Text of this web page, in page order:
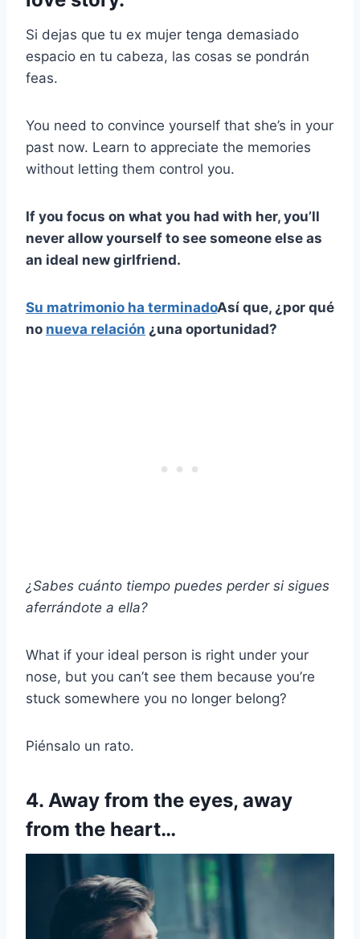
Si dejas que tu ex mujer tenga demasiado
espacio en tu cabeza, las cosas se pondrán
feas.
You need to convince yourself that she’s in your
past now. Learn to appreciate the memories
without letting them control you.
If you focus on what you had with her, you’ll
never allow yourself to see someone else as
an ideal new girlfriend.
Su matrimonio ha terminadoAsí que, ¿por qué
no nueva relación ¿una oportunidad?
¿Sabes cuánto tiempo puedes perder si sigues
aferrándote a ella?
What if your ideal person is right under your
nose, but you can’t see them because you’re
stuck somewhere you no longer belong?
Piénsalo un rato.
4. Away from the eyes, away
from the heart…